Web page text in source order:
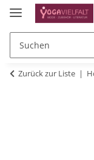
Zurück zur Liste